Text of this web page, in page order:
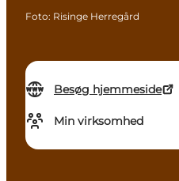
Besøg hjemmeside
Min virksomhed
Foto: Risinge Herregård